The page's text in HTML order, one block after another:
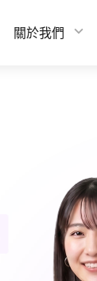
關於我們